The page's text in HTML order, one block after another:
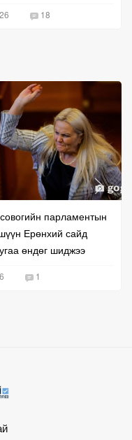
18
парламентын
Ерөнхий сайд
өндөг шиджээ
1